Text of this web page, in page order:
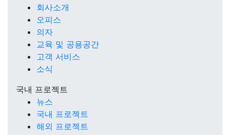
회사소개
오피스
의자
교육 및 공용공간
고객 서비스
소식
국내 프로젝트
뉴스
국내 프로젝트
해외 프로젝트